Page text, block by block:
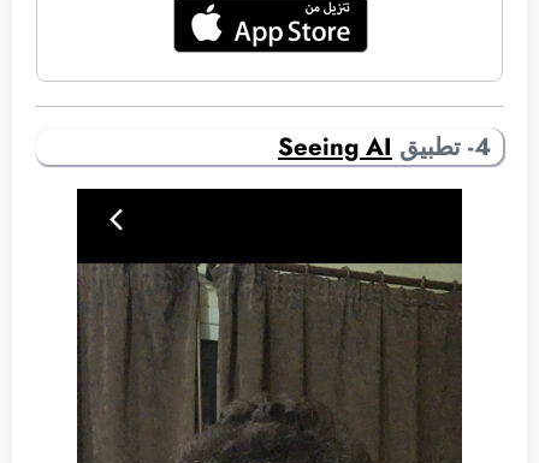
4- تطبيق Seeing AI